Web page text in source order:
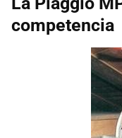
competencia